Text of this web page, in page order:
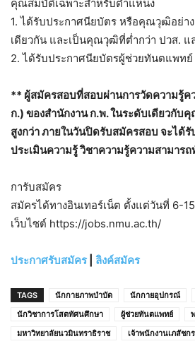
คุณสมบัติเฉพาะสำหรับตำแหน่ง
1. ได้รับประกาศนียบัตร หรือคุณวุฒิอย่า
เดียวกัน และเป็นคุณวุฒิที่ต่ำกว่า ปวส. แ
2. ได้รับประกาศนียบัตรผู้ช่วยทันตแพทย์
** ผู้สมัครสอบที่สอบผ่านการวัดความรู้ค
ก.) ของสำนักงาน ก.พ. ในระดับเดียวกั
สูงกว่า ภายในวันปิดรับสมัครสอบ จะได้
ประเมินความรู้ วิชาความรู้ความสามาร
การับสมัคร
สมัครได้ทางอินเทอร์เน็ต ตั้งแต่วันที่ 6-
เว็บไซต์ https://jobs.nmu.ac.th/
ประกาศรับสมัคร| ลิงค์สมัคร
TAGS นักกายภาพบำบัด นักกายอุปกรณ์
นักวิชาการโสตทัศนศึกษา
ผู้ช่วยทันตแพทย์
มหาวิทยาลัยนวมินทราธิราช
เจ้าพนักงานเภสัชก